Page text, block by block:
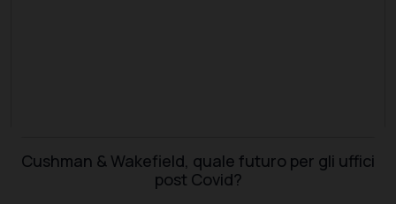
Cushman & Wakefield, quale futuro per gli uffici
post Covid?